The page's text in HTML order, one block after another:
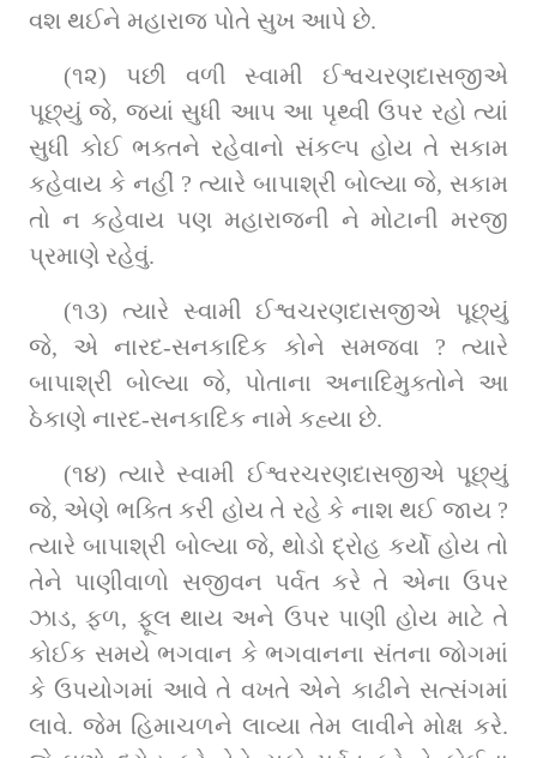
વશ થઈને મહારાજ પોતે સુખ આપે છે.
(૧૨) પછી વળી સ્વામી ઈશ્વચરણદાસજીએ
પૂછ્યું જે, જયાં સુધી આપ આ પૃથ્વી ઉપર રહો ત્યાં
સુધી કોઈ ભક્તને રહેવાનો સંકલ્પ હોય તે સકામ
કહેવાય કે નહીં ? ત્યારે બાપાશ્રી બોલ્યા જે, સકામ
તો ન કહેવાય પણ મહારાજની ને મોટાની મરજી
પ્રમાણે રહેવું.
(૧૩) ત્યારે સ્વામી ઈશ્વચરણદાસજીએ પૂછ્યું
જે, એ નારદ-સનકાદિક કોને સમજવા ? ત્યારે
બાપાશ્રી બોલ્યા જે, પોતાના અનાદિમુક્તોને આ
ઠેકાણે નારદ-સનકાદિક નામે કહ્યા છે.
(૧૪) ત્યારે સ્વામી ઈશ્વરચરણદાસજીએ પૂછ્યું
જે, એણે ભક્તિ કરી હોય તે રહે કે નાશ થઈ જાય ?
ત્યારે બાપાશ્રી બોલ્‍યા જે, થોડો દ્રોહ કર્યો હોય તો
તેને પાણીવાળો સજીવન પર્વત કરે તે એના ઉપર
ઝાડ, ફળ, ફૂલ થાય અને ઉપર પાણી હોય માટે તે
કોઈક સમયે ભગવાન કે ભગવાનના સંતના જોગમાં
કે ઉપયોગમાં આવે તે વખતે એને કાઢીને સત્સંગમાં
લાવે. જેમ હિમાચળને લાવ્યા તેમ લાવીને મોક્ષ કરે.